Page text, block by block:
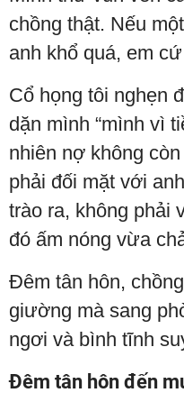
chồng thật. Nếu
anh khổ quá, em
Cổ họng tôi nghẹn
dặn mình “mình vì
nhiên nợ không
phải đối mặt với
trào ra, không phải
đó ấm nóng vừa
Đêm tân hôn,
giường mà sang
ngơi và bình tĩnh
Đêm tân hôn đến